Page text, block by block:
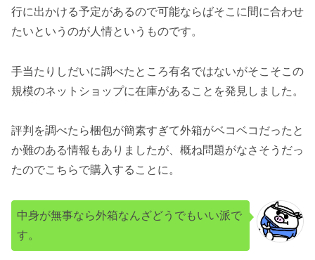
行に出かける予定があるので可能ならばそこに間に合わせ
たいというのが人情というものです。
手当たりしだいに調べたところ有名ではないがそこそこの
規模のネットショップに在庫があることを発見しました。
評判を調べたら梱包が簡素すぎて外箱がベコベコだったと
か難のある情報もありましたが、概ね問題がなさそうだっ
たのでこちらで購入することに。
中身が無事なら外箱なんざどうでもいい派で
す。